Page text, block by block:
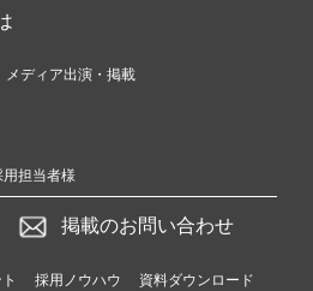
メディア出演・掲載
担当者様
掲載のお問い合わせ
採用ノウハウ 資料ダウンロード